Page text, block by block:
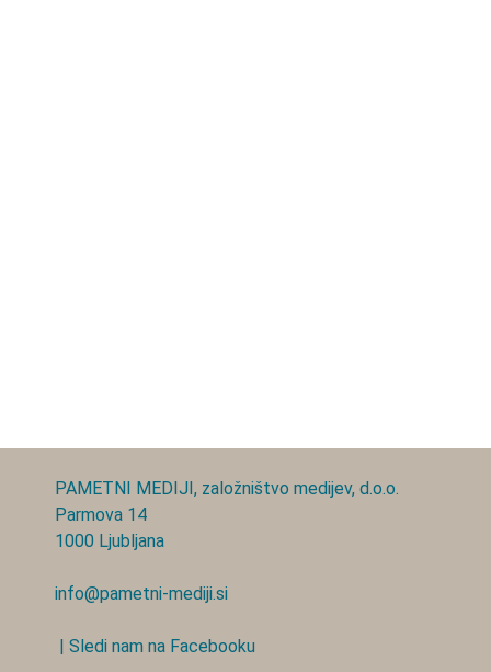
PAMETNI MEDIJI, založništvo medijev, d.o.o.
Parmova 14
1000 Ljubljana
info@pametni-mediji.si
| Sledi nam na Facebooku